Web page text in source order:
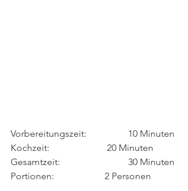
Vorbereitungszeit: 		10 Minuten
Kochzeit: 			 20 Minuten
Gesamtzeit: 			30 Minuten
Portionen: 			2 Personen